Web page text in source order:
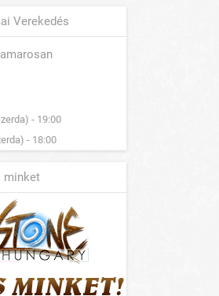
Verekedés
- 19:00
- 18:00
minket